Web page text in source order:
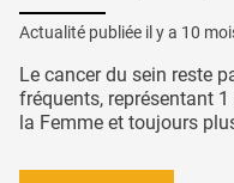
Actualité publiée il y a 10
Le cancer du sein reste
fréquents, représentant
la Femme et toujours